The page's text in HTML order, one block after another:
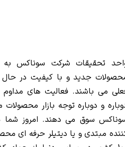
تحقیقات شرکت سوناکس به
جدید و با کیفیت در
می باشند. فعالیت های مداوم
و دوباره توجه بازار
سوق می دهند. امروز شما
مبتدی و یا دیتیلر حرفه ای